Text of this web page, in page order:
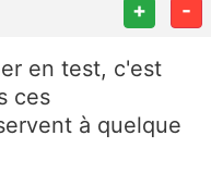
+ -
en test, c'est
ces
à quelque